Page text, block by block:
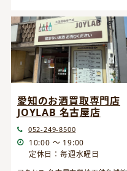
愛知のお酒買取専門店
JOYLAB 名古屋店
052-249-8500
10:00 ～ 19:00
定休日：毎週水曜日